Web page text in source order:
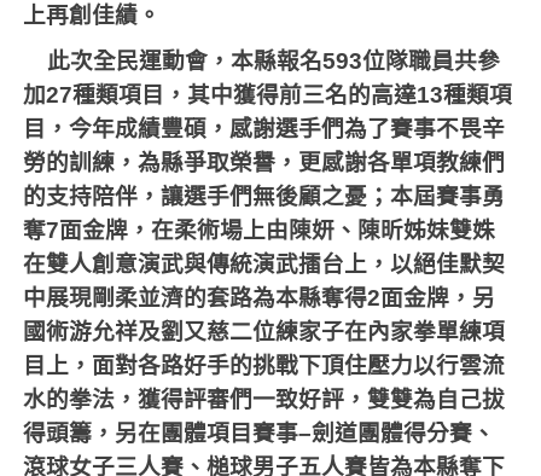
上再創佳績。
此次全民運動會，本縣報名593位隊職員共參
加27種類項目，其中獲得前三名的高達13種類項
目，今年成績豐碩，感謝選手們為了賽事不畏辛
勞的訓練，為縣爭取榮譽，更感謝各單項教練們
的支持陪伴，讓選手們無後顧之憂；本屆賽事勇
奪7面金牌，在柔術場上由陳妍、陳昕姊妹雙姝
在雙人創意演武與傳統演武擂台上，以絕佳默契
中展現剛柔並濟的套路為本縣奪得2面金牌，另
國術游允祥及劉又慈二位練家子在內家拳單練項
目上，面對各路好手的挑戰下頂住壓力以行雲流
水的拳法，獲得評審們一致好評，雙雙為自己拔
得頭籌，另在團體項目賽事–劍道團體得分賽、
滾球女子三人賽、槌球男子五人賽皆為本縣奪下